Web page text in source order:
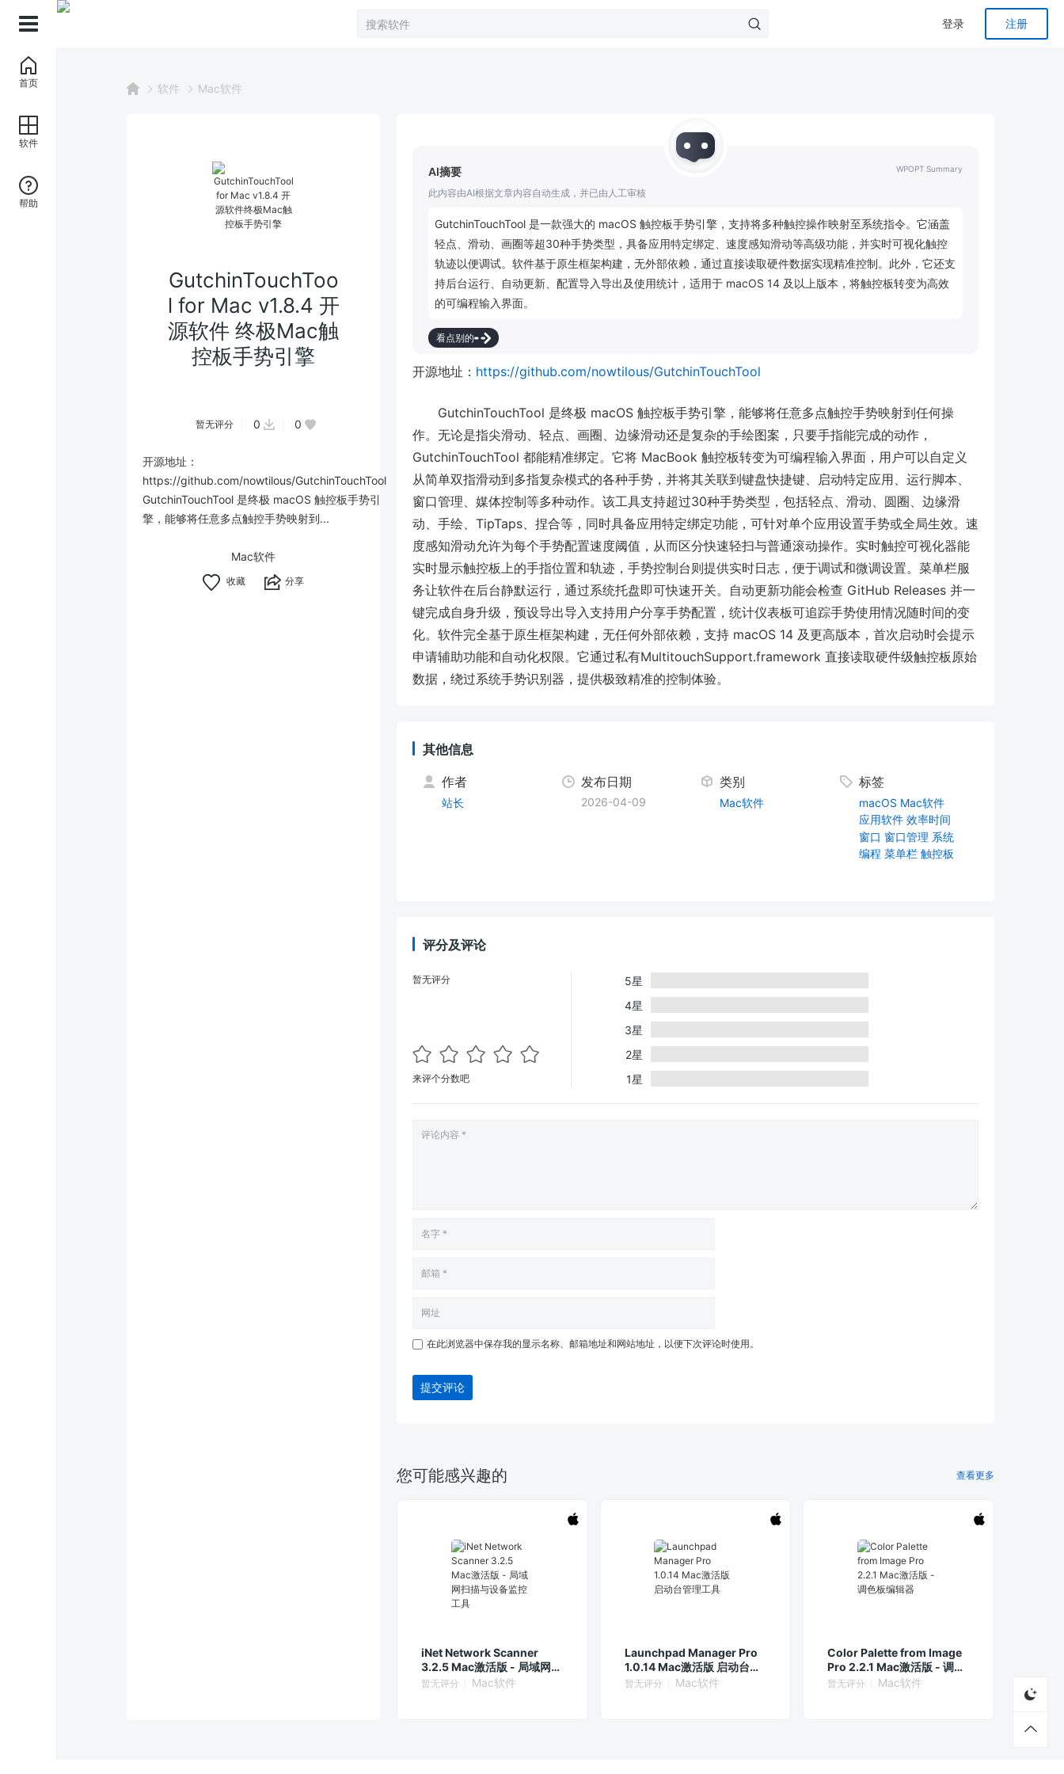
登录 注册
软件 Mac软件
GutchinTouchToo
l for Mac v1.8.4 开
源软件 终极Mac触
控板手势引擎
暂无评分 0 0
开源地址：
https://github.com/nowtilous/GutchinTouchTool
GutchinTouchTool 是终极 macOS 触控板手势引
擎，能够将任意多点触控手势映射到...
Mac软件
分享
AI摘要
此内容由AI根据文章内容自动生成，并已由人工审核
WPOPT Summary
GutchinTouchTool 是一款强大的 macOS 触控板手势引擎，支持将多种触控操作映射至系统指令。它涵盖
轻点、滑动、画圈等超30种手势类型，具备应用特定绑定、速度感知滑动等高级功能，并实时可视化触控
轨迹以便调试。软件基于原生框架构建，无外部依赖，通过直接读取硬件数据实现精准控制。此外，它还支
持后台运行、自动更新、配置导入导出及使用统计，适用于 macOS 14 及以上版本，将触控板转变为高效
的可编程输入界面。
看点别的
开源地址： https://github.com/nowtilous/GutchinTouchTool
GutchinTouchTool 是终极 macOS 触控板手势引擎，能够将任意多点触控手势映射到任何操
作。无论是指尖滑动、轻点、画圈、边缘滑动还是复杂的手绘图案，只要手指能完成的动作，
GutchinTouchTool 都能精准绑定。它将 MacBook 触控板转变为可编程输入界面，用户可以自定义
从简单双指滑动到多指复杂模式的各种手势，并将其关联到键盘快捷键、启动特定应用、运行脚本、
窗口管理、媒体控制等多种动作。该工具支持超过30种手势类型，包括轻点、滑动、圆圈、边缘滑
动、手绘、TipTaps、捏合等，同时具备应用特定绑定功能，可针对单个应用设置手势或全局生效。速
度感知滑动允许为每个手势配置速度阈值，从而区分快速轻扫与普通滚动操作。实时触控可视化器能
实时显示触控板上的手指位置和轨迹，手势控制台则提供实时日志，便于调试和微调设置。菜单栏服
务让软件在后台静默运行，通过系统托盘即可快速开关。自动更新功能会检查 GitHub Releases 并一
键完成自身升级，预设导出导入支持用户分享手势配置，统计仪表板可追踪手势使用情况随时间的变
化。软件完全基于原生框架构建，无任何外部依赖，支持 macOS 14 及更高版本，首次启动时会提示
申请辅助功能和自动化权限。它通过私有MultitouchSupport.framework 直接读取硬件级触控板原始
数据，绕过系统手势识别器，提供极致精准的控制体验。
其他信息
作者
站长
发布日期
2026-04-09
类别
Mac软件
标签
macOS Mac软件
应用软件 效率时间
窗口 窗口管理 系统
编程 菜单栏 触控板
评分及评论
暂无评分
来评个分数吧
5星
4星
3星
2星
1星
在此浏览器中保存我的显示名称、邮箱地址和网站地址，以便下次评论时使用。
提交评论
您可能感兴趣的 查看更多
iNet Network Scanner
3.2.5 Mac激活版 - 局域网扫
描与设备监控工具
暂无评分 Mac软件
Launchpad Manager Pro
1.0.14 Mac激活版 启动台管
理工具
暂无评分 Mac软件
Color Palette from Image
Pro 2.2.1 Mac激活版 - 调色
板编辑器
暂无评分 Mac软件
首页
软件
帮助